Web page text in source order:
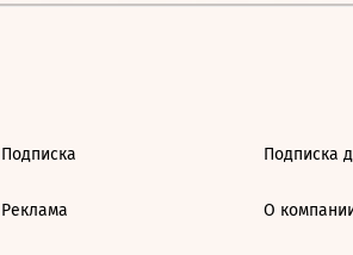
Подписка
Реклама
Подписка
О